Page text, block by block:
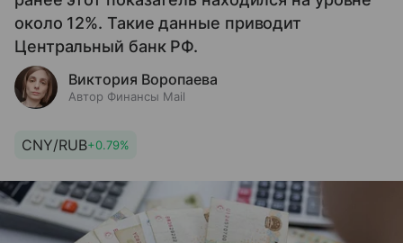
около 12%. Такие данные приводит
Центральный банк РФ.
Виктория Воропаева
Автор Финансы Mail
CNY/RUB+0.79%